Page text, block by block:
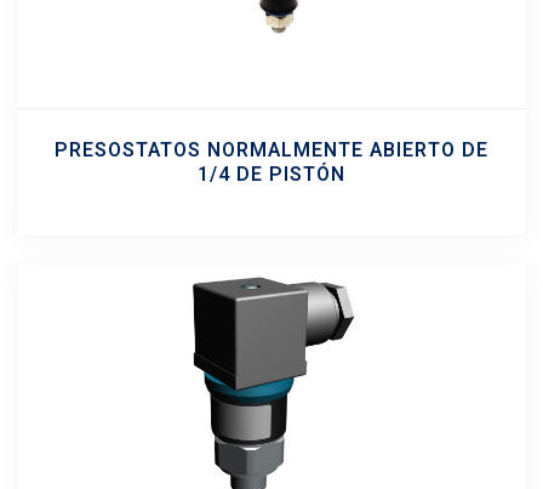
PRESOSTATOS NORMALMENTE ABIERTO DE
1/4 DE PISTÓN